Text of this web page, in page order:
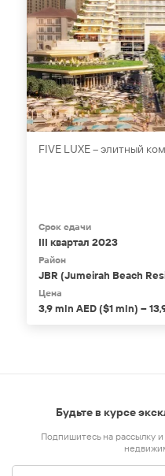
FIVE LUXE – элитный
Срок сдачи
III квартал 2023
Район
JBR (Jumeirah Beach
Цена
3,9 mln AED ($1 mln) –
Будьте в курсе
Подпишитесь на рассылку